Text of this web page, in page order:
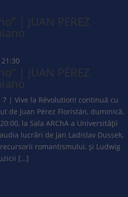
| JUAN PÉREZ
21:30
| JUAN PÉREZ
7 | Vive la Révolution! continuă cu
de Juan Pérez Floristán, duminică,
la Sala ARChA a Universității
lucrări de Jan Ladislav Dussek,
romantismului, și Ludwig
[…]